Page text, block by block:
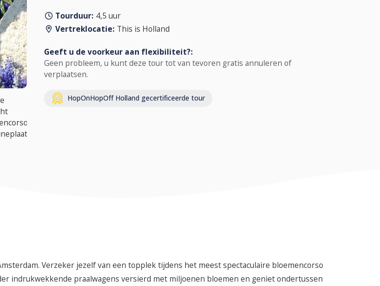
Tourduur: 4,5 uur
Vertreklocatie: This is Holland
Geeft u de voorkeur aan flexibiliteit?:
Geen probleem, u kunt deze tour tot van tevoren gratis annuleren of
verplaatsen.
HopOnHopOff Holland gecertificeerde tour
Verzeker jezelf van een topplek tijdens het meest spectaculaire bloemencorso
indrukwekkende praalwagens versierd met miljoenen bloemen en geniet ondertussen